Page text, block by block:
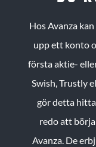
Hos Avanza
upp ett konto
första aktie-
Swish, Trustly
gör detta
redo att
Avanza. De